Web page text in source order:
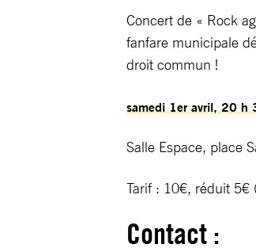
Concert de « Rock
fanfare municipale
droit commun !
samedi 1er avril, 20 h
Salle Espace, place
Tarif : 10€, réduit 5€
Contact :